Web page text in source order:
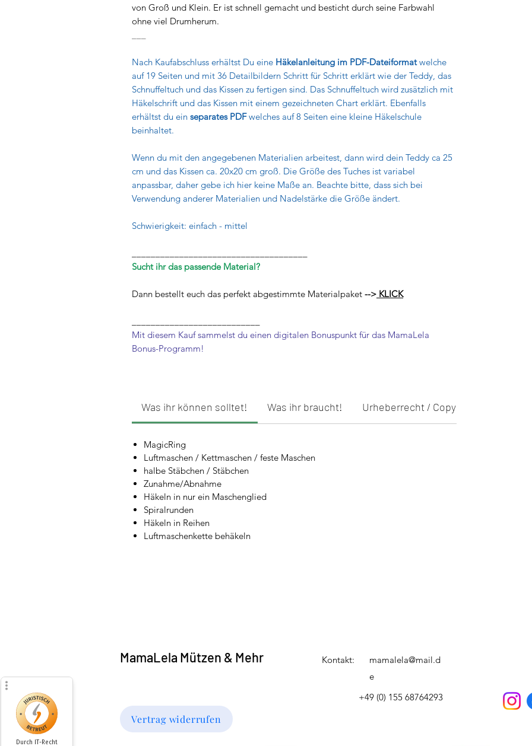
von Groß und Klein. Er ist schnell gemacht und besticht durch seine Farbwahl
ohne viel Drumherum.
Nach Kaufabschluss erhältst Du eine Häkelanleitung im PDF-Dateiformatwelche
auf 19 Seiten und mit 36 Detailbildern Schritt für Schritt erklärt wie der Teddy, das
Schnuffeltuch und das Kissen zu fertigen sind. Das Schnuffeltuch wird zusätzlich mit
Häkelschrift und das Kissen mit einem gezeichneten Chart erklärt. Ebenfalls
erhältst du ein separates PDFwelches auf 8 Seiten eine kleine Häkelschule
beinhaltet.
Wenn du mit den angegebenen Materialien arbeitest, dann wird dein Teddy ca 25
cm und das Kissen ca. 20x20 cm groß. Die Größe des Tuches ist variabel
anpassbar, daher gebe ich hier keine Maße an. Beachte bitte, dass sich bei
Verwendung anderer Materialien und Nadelstärke die Größe ändert.
Schwierigkeit: einfach - mittel
Sucht ihr das passende Material?
Dann bestellt euch das perfekt abgestimmte Materialpaket --> KLICK
Mit diesem Kauf sammelst du einen digitalen Bonuspunkt für das MamaLela
Bonus-Programm!
Was ihr können solltet! Was ihr braucht! Urheberrecht / Copyright
MagicRing
Luftmaschen / Kettmaschen / feste Maschen
halbe Stäbchen / Stäbchen
Zunahme/Abnahme
Häkeln in nur ein Maschenglied
Spiralrunden
Häkeln in Reihen
Luftmaschenkette behäkeln
MamaLela Mützen & Mehr Kontakt:
mamalela@mail.d
e
Vertrag widerrufen
+49 (0) 155 68764293
Durch IT-Recht